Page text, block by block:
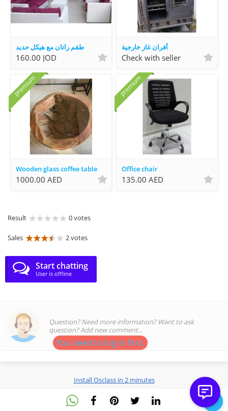
طقم راتان مع هيكل حديد
160.00 JOD
أفران غاز خارجية
Check with seller
premium
Wooden glass coffee table
1000.00 AED
premium
Office chair
135.00 AED
Result 0 votes
Sales 2 votes
Start chatting
User is offline
Question? Need more information? Want to ask
question? Add new comment...
You need to log in first.
Install Osclass in 2 minutes